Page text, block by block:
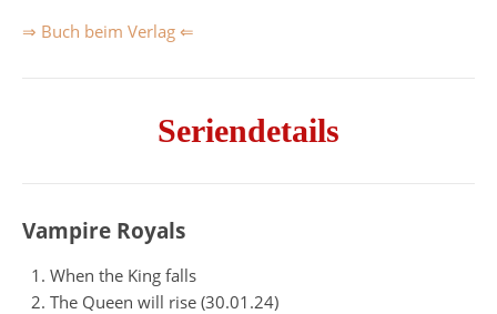
⇒ Buch beim Verlag ⇐
Seriendetails
Vampire Royals
When the King falls
The Queen will rise (30.01.24)